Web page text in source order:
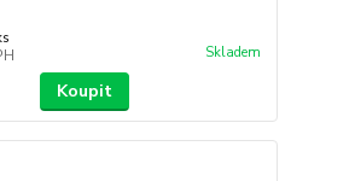
Skladem
Koupit